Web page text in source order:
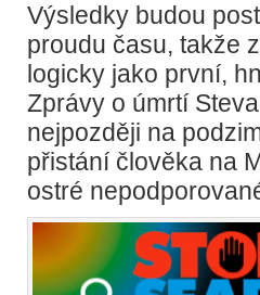
Výsledky budou
proudu času, takže
logicky jako první,
Zprávy o úmrtí
nejpozději na
přistání člověka na
ostré